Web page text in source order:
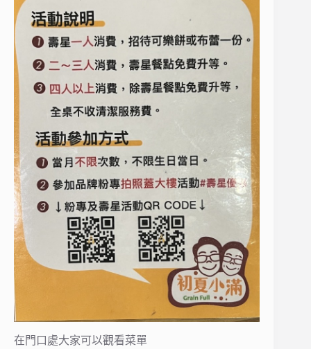
在門口處大家可以觀看菜單